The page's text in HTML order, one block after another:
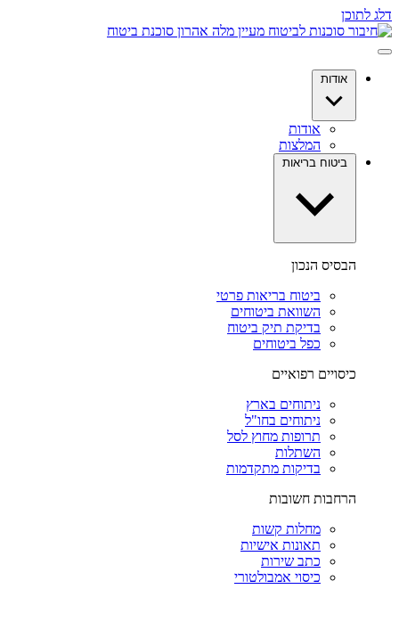
דלג לתוכן
אודות
אודות
המלצות
ביטוח בריאות
הבסיס הנכון
ביטוח בריאות פרטי
השוואת ביטוחים
בדיקת תיק ביטוח
כפל ביטוחים
כיסויים רפואיים
ניתוחים בארץ
ניתוחים בחו"ל
תרופות מחוץ לסל
השתלות
בדיקות מתקדמות
הרחבות חשובות
מחלות קשות
תאונות אישיות
כתב שירות
כיסוי אמבולטורי